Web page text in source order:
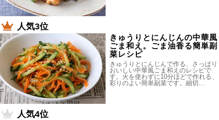
人気3位
きゅうりとにんじんの中華風
ごま和え。ごま油香る簡単副
菜レシピ
きゅうりとにんじんで作る、さっぱり
おいしい中華風ごま和えのレシピで
す。火を使わずに10分ほどで作れる、
彩りのよい簡単副菜です。細切…
人気4位